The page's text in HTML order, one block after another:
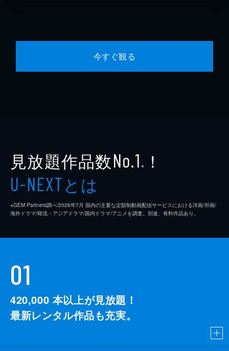
今すぐ観る
見放題作品数No.1 ※ ！
U-NEXTとは
※GEM Partners調べ/2026年7⽉ 国内の主要な定額制動画配信サービスにおける洋画/邦画/
海外ドラマ/韓流・アジアドラマ/国内ドラマ/アニメを調査。別途、有料作品あり。
01
420,000 本以上が見放題！
最新レンタル作品も充実。